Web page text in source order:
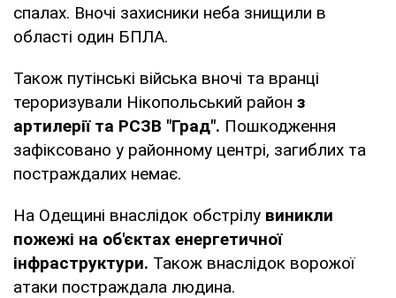
спалах. Вночі захисники неба знищили в
області один БПЛА.
Також путінські війська вночі та вранці
тероризували Нікопольський район з
артилерії та РСЗВ "Град". Пошкодження
зафіксовано у районному центрі, загиблих та
постраждалих немає.
На Одещині внаслідок обстрілу виникли
пожежі на об'єктах енергетичної
інфраструктури. Також внаслідок ворожої
атаки постраждала людина.